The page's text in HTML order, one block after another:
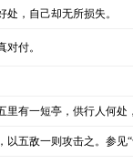
，自己却无所损失。
付。
里有一短亭，供行人何处
以五敌一则攻击之。参见